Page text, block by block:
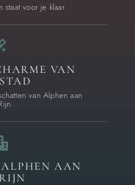
staat voor je klaar.
VAN
van Alphen aan
AAN